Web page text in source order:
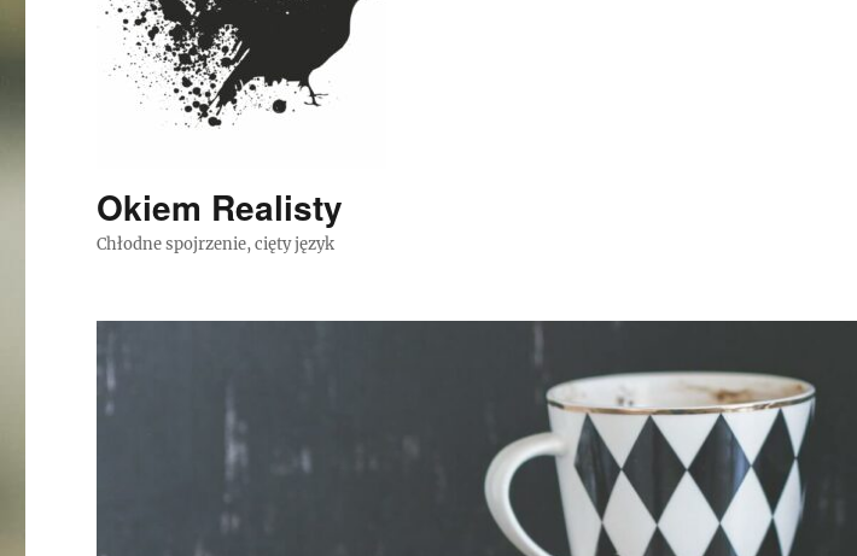
Okiem Realisty
Chłodne spojrzenie, cięty język